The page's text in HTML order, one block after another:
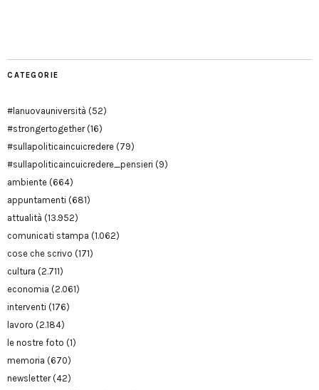
CATEGORIE
#lanuovauniversità (52)
#strongertogether(16)
#sullapoliticaincuicredere (79)
#sullapoliticaincuicredere_pensieri (9)
ambiente (664)
appuntamenti (681)
attualità (13.952)
comunicati stampa (1.062)
cose che scrivo (171)
cultura (2.711)
economia (2.061)
interventi (176)
lavoro (2.184)
le nostre foto (1)
memoria (670)
newsletter(42)